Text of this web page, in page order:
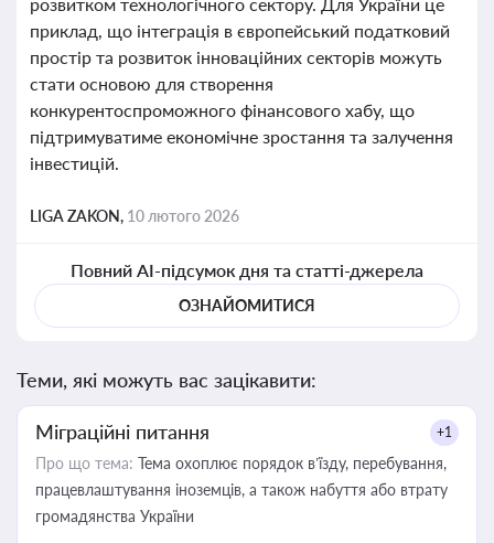
приклад, що інтеграція в європейський податковий
простір та розвиток інноваційних секторів можуть
стати основою для створення
конкурентоспроможного фінансового хабу, що
підтримуватиме економічне зростання та залучення
інвестицій.
LIGA ZAKON, 10 лютого 2026
Повний AI-підсумок дня та статті-джерела
ОЗНАЙОМИТИСЯ
Теми, які можуть вас зацікавити:
Міграційні питання +1
Про що тема: Тема охоплює порядок в’їзду, перебування,
працевлаштування іноземців, а також набуття або втрату
громадянства України